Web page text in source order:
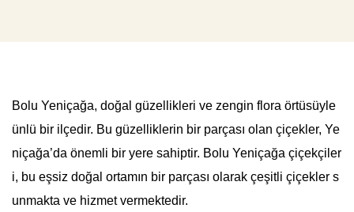
Bolu Yeniçağa, doğal güzellikleri ve zengin flora örtüsüyle
ünlü bir ilçedir. Bu güzelliklerin bir parçası olan çiçekler, Ye
niçağa’da önemli bir yere sahiptir. Bolu Yeniçağa çiçekçiler
i, bu eşsiz doğal ortamın bir parçası olarak çeşitli çiçekler s
unmakta ve hizmet vermektedir.